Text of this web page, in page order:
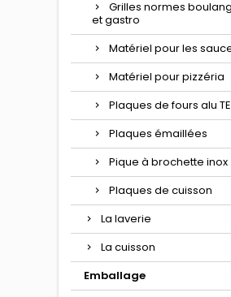
Grilles normes
et gastro
Matériel pour les
Matériel pour pizzéria
Plaques de fours alu
Plaques émaillées
Pique à brochette inox
Plaques de cuisson
La laverie
La cuisson
Emballage